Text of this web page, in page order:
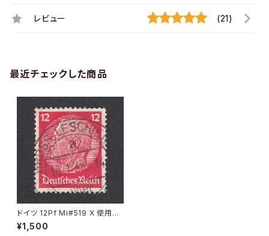
レビュー (21)
最近チェックした商品
ドイツ 12Pf Mi#519 X 使用済
み切手｜GROSS LESCHIEN 1
8.1.1939
¥1,500